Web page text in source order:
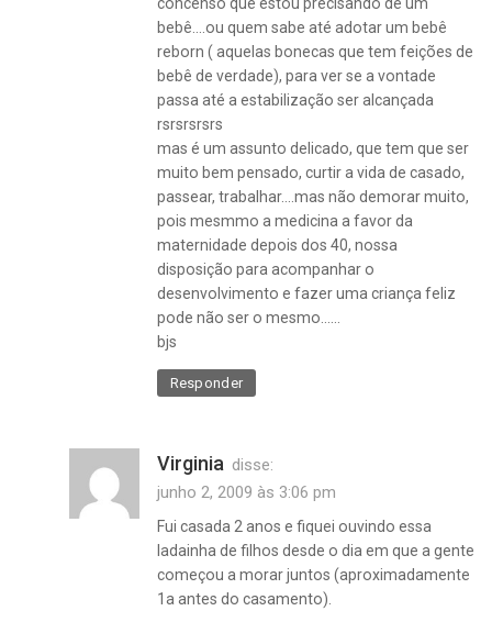
bebê….ou quem sabe até adotar um bebê
reborn ( aquelas bonecas que tem feições de
bebê de verdade), para ver se a vontade
passa até a estabilização ser alcançada
rsrsrsrsrs
mas é um assunto delicado, que tem que ser
muito bem pensado, curtir a vida de casado,
passear, trabalhar….mas não demorar muito,
pois mesmmo a medicina a favor da
maternidade depois dos 40, nossa
disposição para acompanhar o
desenvolvimento e fazer uma criança feliz
pode não ser o mesmo……
bjs
Responder
Virginia disse:
junho 2, 2009 às 3:06 pm
Fui casada 2 anos e fiquei ouvindo essa
ladainha de filhos desde o dia em que a gente
começou a morar juntos (aproximadamente
1a antes do casamento).